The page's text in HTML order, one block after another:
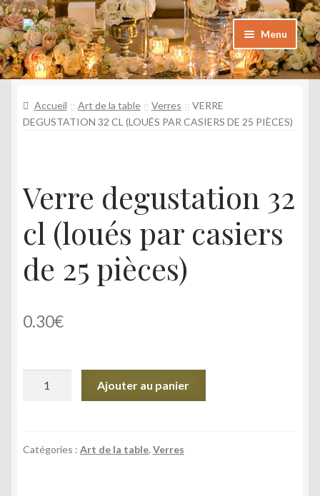
Aller
à
la
navigation
Aller
au
contenu
Menu
Catalogue
Foire aux questions
Argazkiak
Contact
Kontaktua
Accueil Art de la table Verres
VERRE
DEGUSTATION 32 CL (LOUÉS PAR CASIERS DE 25 PIÈCES)
Verre degustation 32
cl (loués par casiers
de 25 pièces)
0.30€
32
Ajouter au panier
Catégories : Art de la table, Verres